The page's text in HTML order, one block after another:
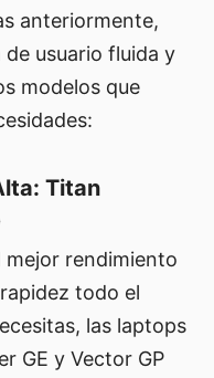
anteriormente,
usuario fluida y
modelos que
Titan
mejor rendimiento
todo el
las laptops
GE y Vector GP